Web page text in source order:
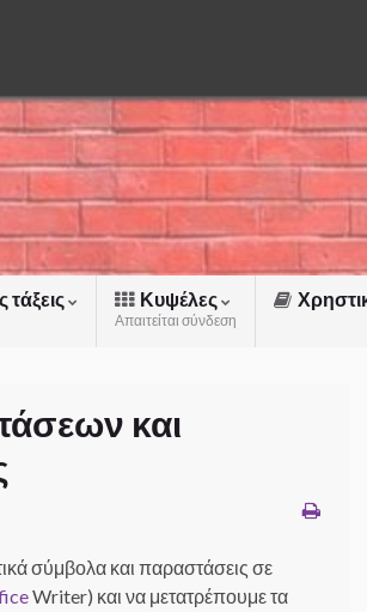
τάξεις Κυψέλες
Απαιτείται σύνδεση
και
σύμβολα και παραστάσεις σε
Writer) και να μετατρέπουμε τα